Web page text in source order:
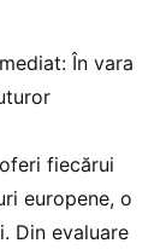
În vara
fiecărui
europene, o
Din evaluare